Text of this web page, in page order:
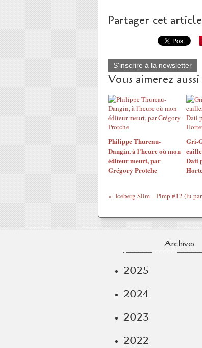
Partager cet article
S'inscrire à la newsletter
Vous aimerez aussi
Philippe Thureau-
Dangin, à l'heure où mon
éditeur meurt, par
Grégory Protche
Gri-
Dati
Iceberg Slim - Pimp #12 (lu
Archives
2025
2024
2023
2022